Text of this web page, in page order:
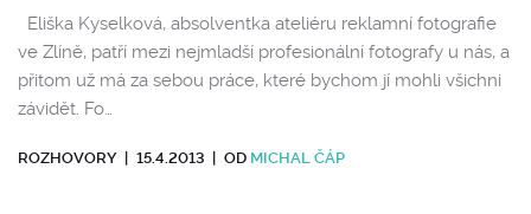
Eliška Kyselková, absolventka ateliéru reklamní fotografie
ve Zlíně, patří mezi nejmladší profesionální fotografy u nás, a
přitom už má za sebou práce, které bychom jí mohli všichni
závidět. Fo…
ROZHOVORY 15.4.2013 OD MICHAL ČÁP